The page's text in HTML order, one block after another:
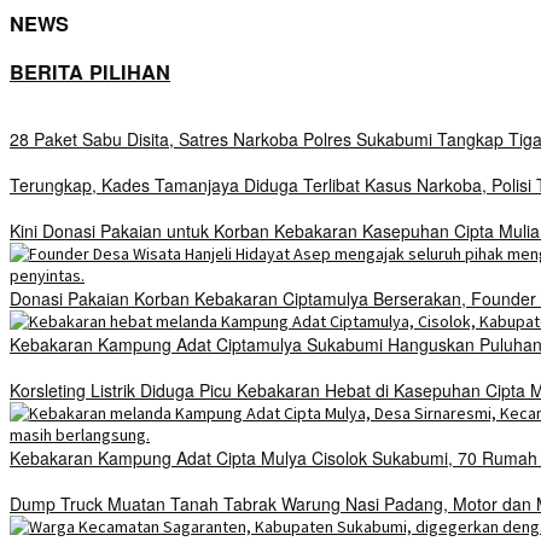
NEWS
BERITA PILIHAN
28 Paket Sabu Disita, Satres Narkoba Polres Sukabumi Tangkap
Terungkap, Kades Tamanjaya Diduga Terlibat Kasus Narkoba,
Kini Donasi Pakaian untuk Korban Kebakaran Kasepuhan Cipta
Donasi Pakaian Korban Kebakaran Ciptamulya Berserakan,
Kebakaran Kampung Adat Ciptamulya Sukabumi Hanguskan
Korsleting Listrik Diduga Picu Kebakaran Hebat di Kasepuhan Cipta
Kebakaran Kampung Adat Cipta Mulya Cisolok Sukabumi, 70
Dump Truck Muatan Tanah Tabrak Warung Nasi Padang, Motor